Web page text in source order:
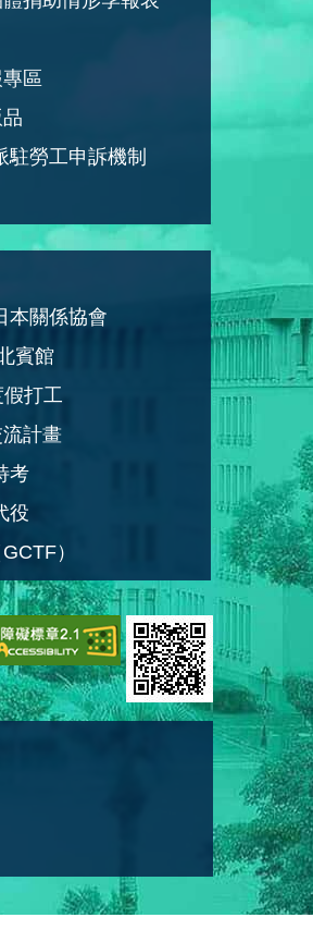
區
駐勞工申訴機制
本關係協會
賓館
打工
計畫
考
役
）